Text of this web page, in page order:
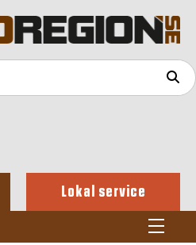
Lokal service